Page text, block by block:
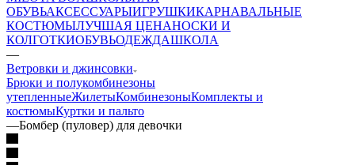
ОБУВЬАКСЕССУАРЫИГРУШКИКАРНАВАЛЬНЫЕ
КОСТЮМЫЛУЧШАЯ ЦЕНАНОСКИ И
КОЛГОТКИОБУВЬОДЕЖДАШКОЛА
—
Ветровки и джинсовки
Брюки и полукомбинезоны
утепленныеЖилетыКомбинезоныКомплекты и
костюмыКуртки и пальто
—Бомбер (пуловер) для девочки